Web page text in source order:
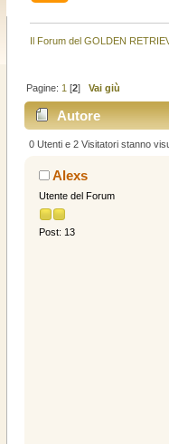
Il Forum del GOLDEN
Pagine: 1 [2] Vai giù
Autore
0 Utenti e 2 Visitatori stanno
Alexs
Utente del Forum
Post: 13